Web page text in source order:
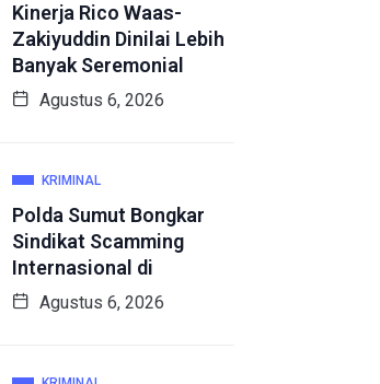
Kinerja Rico Waas-
Zakiyuddin Dinilai Lebih
Banyak Seremonial
Agustus 6, 2026
KRIMINAL
Polda Sumut Bongkar
Sindikat Scamming
Internasional di
Agustus 6, 2026